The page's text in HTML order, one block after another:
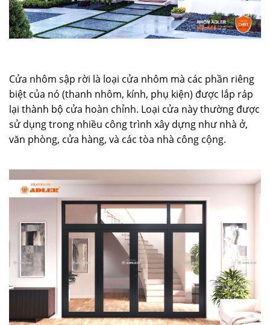
Cửa nhôm sập rời là loại cửa nhôm mà các phần riêng
biệt của nó (thanh nhôm, kính, phụ kiện) được lắp ráp
lại thành bộ cửa hoàn chỉnh. Loại cửa này thường được
sử dụng trong nhiều công trình xây dựng như nhà ở,
văn phòng, cửa hàng, và các tòa nhà công cộng.